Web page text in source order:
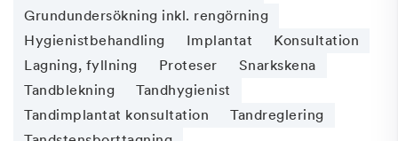
Grundundersökning inkl. rengörning
Hygienistbehandling
Implantat
Konsultation
Lagning, fyllning
Proteser
Snarkskena
Tandblekning
Tandhygienist
Tandimplantat konsultation
Tandreglering